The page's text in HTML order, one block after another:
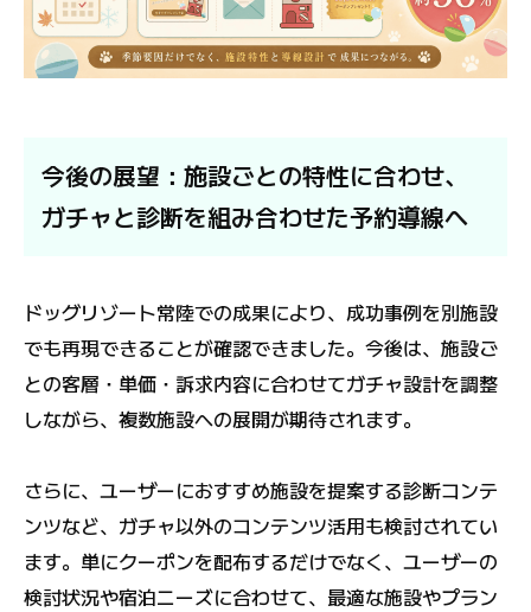
今後の展望：施設ごとの特性に合わせ、
ガチャと診断を組み合わせた予約導線へ
ドッグリゾート常陸での成果により、成功事例を別施設
でも再現できることが確認できました。今後は、施設ご
との客層・単価・訴求内容に合わせてガチャ設計を調整
しながら、複数施設への展開が期待されます。
さらに、ユーザーにおすすめ施設を提案する診断コンテ
ンツなど、ガチャ以外のコンテンツ活用も検討されてい
ます。単にクーポンを配布するだけでなく、ユーザーの
検討状況や宿泊ニーズに合わせて、最適な施設やプラン